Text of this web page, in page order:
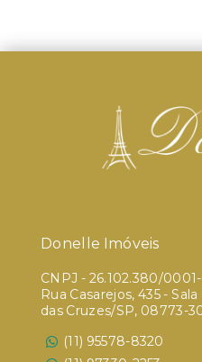
Donelle Imóveis
CNPJ - 26.102.380/
Rua Casarejos, 435 -
das Cruzes/SP, 08773-
(11) 95578-8320